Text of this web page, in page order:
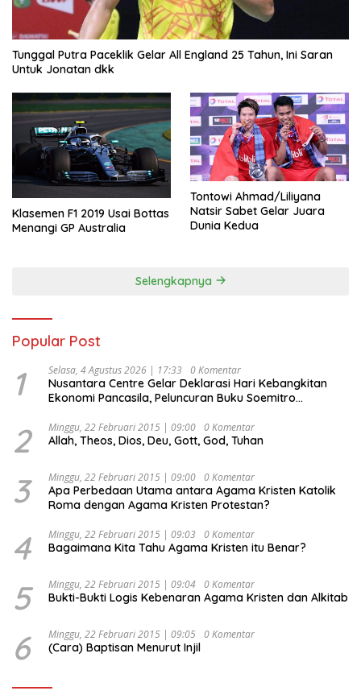
Tunggal Putra Paceklik Gelar All England 25 Tahun, Ini Saran
Untuk Jonatan dkk
Klasemen F1 2019 Usai Bottas
Menangi GP Australia
Tontowi Ahmad/Liliyana
Natsir Sabet Gelar Juara
Dunia Kedua
Selengkapnya
Popular Post
1 Selasa, 4 Agustus 2026 | 17:33 0 Komentar
Nusantara Centre Gelar Deklarasi Hari Kebangkitan
Ekonomi Pancasila, Peluncuran Buku Soemitro
Ekonomi Politik Indonesia) & Simposium Nasional
“Urgensi Undang-Undang Perekonomian Nasional dan
Indonesia Emas 2045”,
2 Minggu, 22 Februari 2015 | 09:00 0 Komentar
Allah, Theos, Dios, Deu, Gott, God, Tuhan
3 Minggu, 22 Februari 2015 | 09:00 0 Komentar
Apa Perbedaan Utama antara Agama Kristen Katolik
Roma dengan Agama Kristen Protestan?
4 Minggu, 22 Februari 2015 | 09:03 0 Komentar
Bagaimana Kita Tahu Agama Kristen itu Benar?
5 Minggu, 22 Februari 2015 | 09:04 0 Komentar
Bukti-Bukti Logis Kebenaran Agama Kristen dan Alkitab
6 Minggu, 22 Februari 2015 | 09:05 0 Komentar
(Cara) Baptisan Menurut Injil